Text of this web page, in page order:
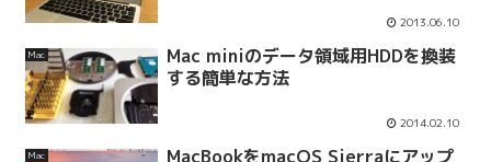
2013.06.10
Mac
Mac miniのデータ領域用HDDを換装
する簡単な方法
2014.02.10
Mac
MacBookをmacOS Sierraにアップ